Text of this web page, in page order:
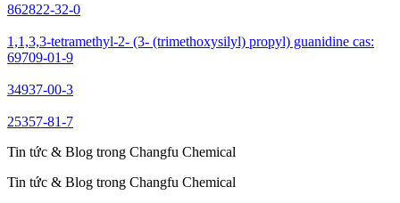
862822-32-0
1,1,3,3-tetramethyl-2- (3- (trimethoxysilyl) propyl) guanidine cas:
69709-01-9
34937-00-3
25357-81-7
Tin tức & Blog trong Changfu Chemical
Tin tức & Blog trong Changfu Chemical